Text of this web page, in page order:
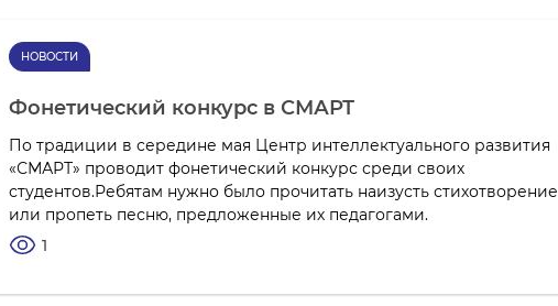
НОВОСТИ
Фонетический конкурс в СМАРТ
По традиции в середине мая Центр интеллектуального развития
«СМАРТ» проводит фонетический конкурс среди своих
студентов.Ребятам нужно было прочитать наизусть стихотворение
или пропеть песню, предложенные их педагогами.
1